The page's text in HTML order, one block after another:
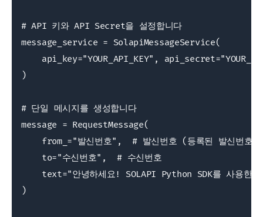
# API 키와 API Secret을 설정합니다
message_service = SolapiMessageService(
api_key="YOUR_API_KEY",
)
# 단일 메시지를 생성합니다
message = RequestMessage(
from_="발신번호",  # 발신번호 (등록된 발신번호
    to="수신번호",  # 수신번호
text="안녕하세요! SOLAPI Python SDK를 사용한
)